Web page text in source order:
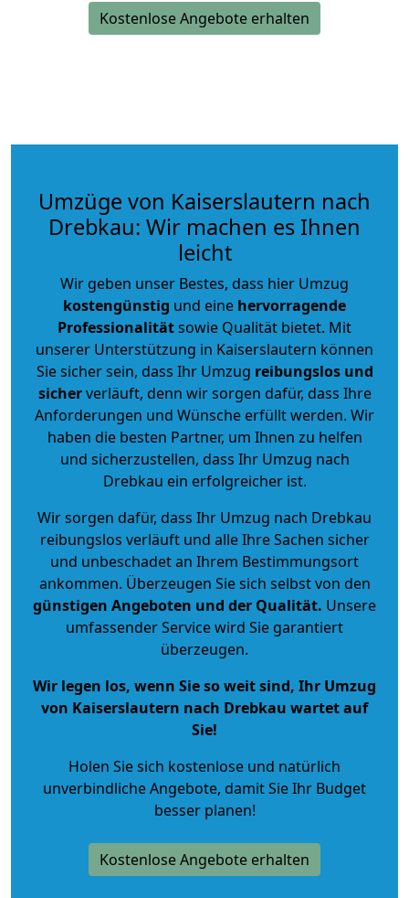
Kostenlose Angebote erhalten
Umzüge von Kaiserslautern nach
Drebkau: Wir machen es Ihnen
leicht
Wir geben unser Bestes, dass hier Umzug
kostengünstig und eine hervorragende
Professionalitätsowie Qualität bietet. Mit
unserer Unterstützung in Kaiserslautern können
Sie sicher sein, dass Ihr Umzug reibungslos und
sicherverläuft, denn wir sorgen dafür, dass Ihre
Anforderungen und Wünsche erfüllt werden. Wir
haben die besten Partner, um Ihnen zu helfen
und sicherzustellen, dass Ihr Umzug nach
Drebkau ein erfolgreicher ist.
Wir sorgen dafür, dass Ihr Umzug nach Drebkau
reibungslos verläuft und alle Ihre Sachen sicher
und unbeschadet an Ihrem Bestimmungsort
ankommen. Überzeugen Sie sich selbst von den
günstigen Angeboten und der Qualität. Unsere
umfassender Service wird Sie garantiert
überzeugen.
Wir legen los, wenn Sie so weit sind, Ihr Umzug
von Kaiserslautern nach Drebkau wartet auf
Sie!
Holen Sie sich kostenlose und natürlich
unverbindliche Angebote, damit Sie Ihr Budget
besser planen!
Kostenlose Angebote erhalten